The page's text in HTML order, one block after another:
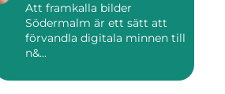
Att framkalla bilder
Södermalm är ett sätt att
förvandla digitala minnen till
n&...